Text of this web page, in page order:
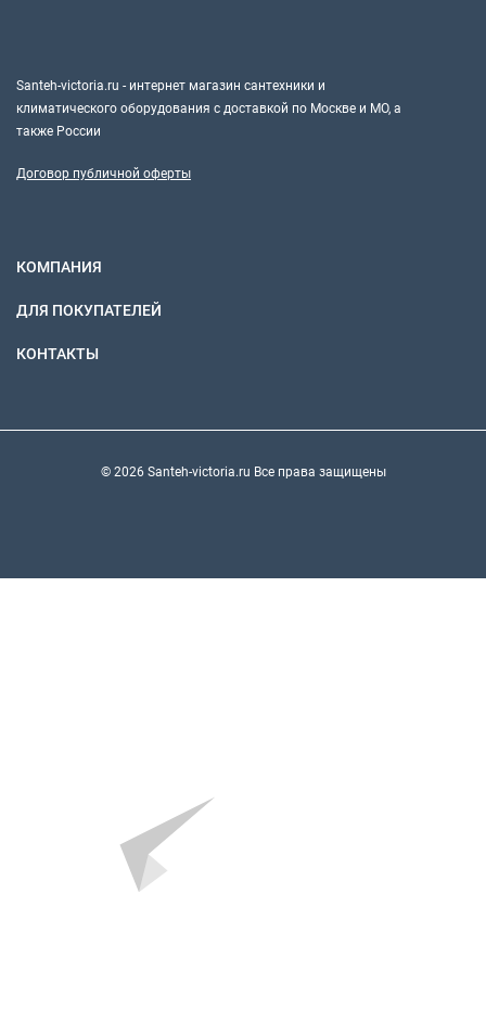
Santeh-victoria.ru - интернет магазин сантехники и
климатического оборудования с доставкой по Москве и МО, а
также России
Договор публичной оферты
КОМПАНИЯ
ДЛЯ ПОКУПАТЕЛЕЙ
КОНТАКТЫ
© 2026 Santeh-victoria.ru Все права защищены